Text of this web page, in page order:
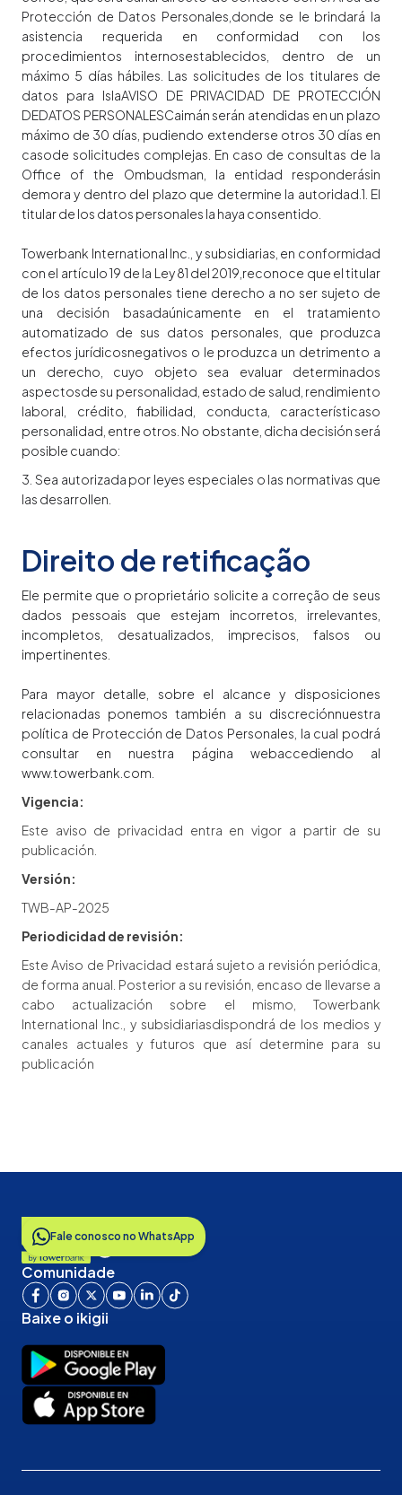
Protección de Datos Personales,donde se le brindará la
asistencia requerida en conformidad con los
procedimientos internosestablecidos, dentro de un
máximo 5 días hábiles. Las solicitudes de los titulares de
datos para IslaAVISO DE PRIVACIDAD DE PROTECCIÓN
DEDATOS PERSONALESCaimán serán atendidas en un plazo
máximo de 30 días, pudiendo extenderse otros 30 días en
casode solicitudes complejas. En caso de consultas de la
Office of the Ombudsman, la entidad responderásin
demora y dentro del plazo que determine la autoridad.1. El
titular de los datos personales la haya consentido.
Towerbank International Inc., y subsidiarias, en conformidad
con el artículo 19 de la Ley 81 del 2019,reconoce que el titular
de los datos personales tiene derecho a no ser sujeto de
una decisión basadaúnicamente en el tratamiento
automatizado de sus datos personales, que produzca
efectos jurídicosnegativos o le produzca un detrimento a
un derecho, cuyo objeto sea evaluar determinados
aspectosde su personalidad, estado de salud, rendimiento
laboral, crédito, fiabilidad, conducta, característicaso
personalidad, entre otros. No obstante, dicha decisión será
posible cuando:
3. Sea autorizada por leyes especiales o las normativas que
las desarrollen.
Direito de retificação
Ele permite que o proprietário solicite a correção de seus
dados pessoais que estejam incorretos, irrelevantes,
incompletos, desatualizados, imprecisos, falsos ou
impertinentes.
Para mayor detalle, sobre el alcance y disposiciones
relacionadas ponemos también a su discreciónnuestra
política de Protección de Datos Personales, la cual podrá
consultar en nuestra página webaccediendo al
www.towerbank.com.
Vigencia:
Este aviso de privacidad entra en vigor a partir de su
publicación.
Versión:
TWB-AP-2025
Periodicidad de revisión:
Este Aviso de Privacidad estará sujeto a revisión periódica,
de forma anual. Posterior a su revisión, encaso de llevarse a
cabo actualización sobre el mismo, Towerbank
International Inc., y subsidiariasdispondrá de los medios y
canales actuales y futuros que así determine para su
publicación
Comunidade
Baixe o ikigii
Fale conosco no WhatsApp